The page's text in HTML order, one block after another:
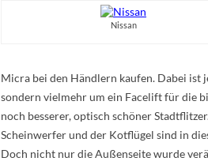
Nissan
Micra bei den Händlern kaufen. Dabei ist
sondern vielmehr um ein Facelift für die
noch besserer, optisch schöner
Scheinwerfer und der Kotflügel sind in
Doch nicht nur die Außenseite wurde